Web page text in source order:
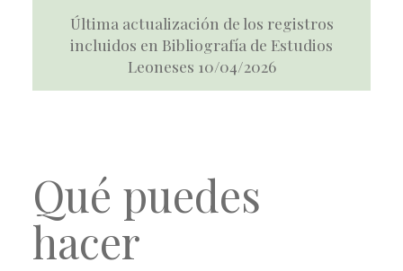
Última actualización de los registros
incluidos en Bibliografía de Estudios
Leoneses 10/04/2026
Qué puedes
hacer